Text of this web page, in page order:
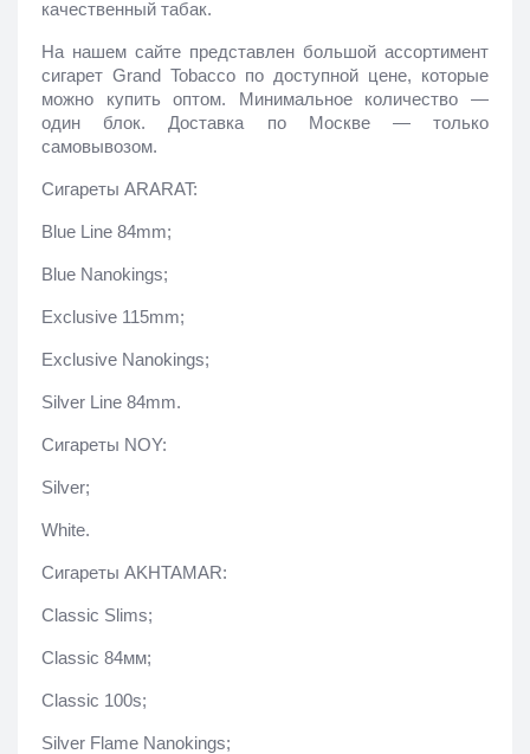
качественный табак.
На нашем сайте представлен большой ассортимент
сигарет Grand Tobacco по доступной цене, которые
можно купить оптом. Минимальное количество —
один блок. Доставка по Москве — только
самовывозом.
Сигареты ARARAT:
Blue Line 84mm;
Blue Nanokings;
Exclusive 115mm;
Exclusive Nanokings;
Silver Line 84mm.
Сигареты NOY:
Silver;
White.
Сигареты AKHTAMAR:
Classic Slims;
Classic 84мм;
Classic 100s;
Silver Flame Nanokings;